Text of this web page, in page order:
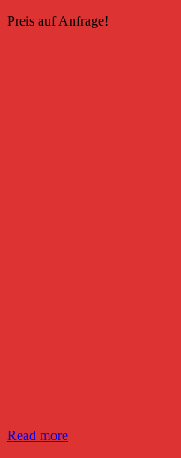
Preis auf Anfrage!
Read more